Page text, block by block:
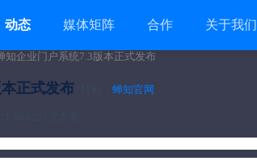
动态 媒体矩阵 合作 关于我们
知企业门户系统7.3版本正式发布
正式发布 蝉知官网